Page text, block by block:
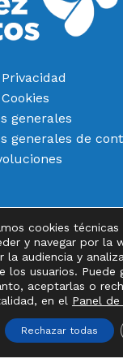
Carrito
generales
generales de
FaceBook
cookies técnicas
y navegar por la
la audiencia y
los usuarios. Puede
aceptarlas o
en el Panel
Rechazar todas